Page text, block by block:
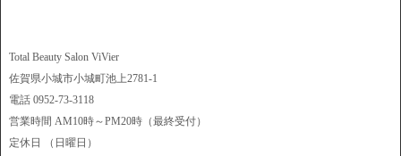
Total Beauty Salon ViVier
佐賀県小城市小城町池上2781-1
電話 0952-73-3118
営業時間 AM10時～PM20時（最終受付）
定休日 （日曜日）